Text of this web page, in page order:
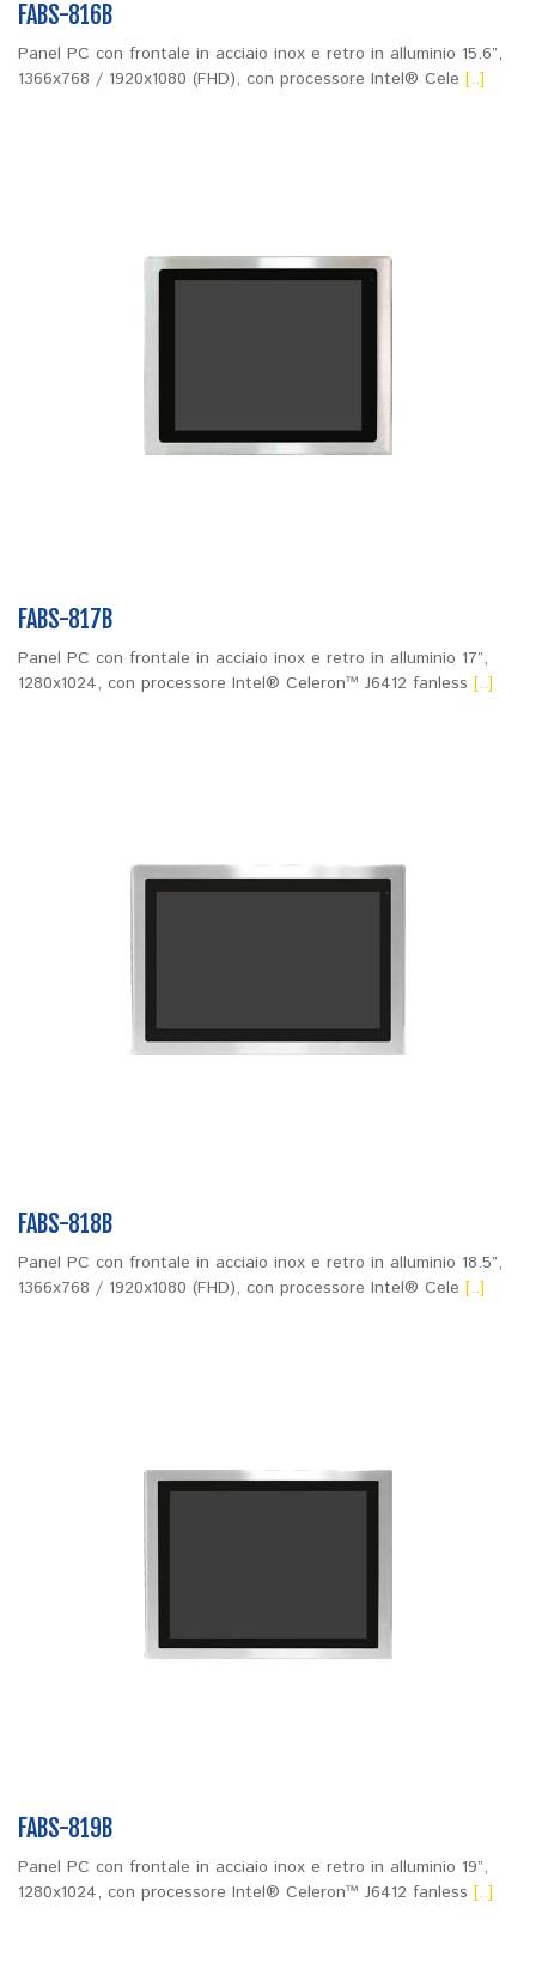
FABS-816B
Panel PC con frontale in acciaio inox e retro in alluminio 15.6”,
1366x768 / 1920x1080 (FHD), con processore Intel® Cele [..]
FABS-817B
Panel PC con frontale in acciaio inox e retro in alluminio 17”,
1280x1024, con processore Intel® Celeron™ J6412 fanless [..]
FABS-818B
Panel PC con frontale in acciaio inox e retro in alluminio 18.5”,
1366x768 / 1920x1080 (FHD), con processore Intel® Cele [..]
FABS-819B
Panel PC con frontale in acciaio inox e retro in alluminio 19”,
1280x1024, con processore Intel® Celeron™ J6412 fanless [..]